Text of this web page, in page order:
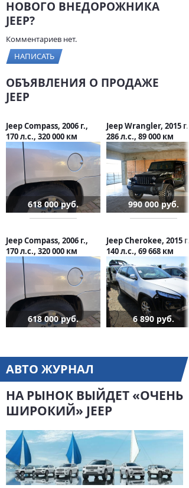
НОВОГО ВНЕДОРОЖНИКА
JEEP?
Комментариев нет.
НАПИСАТЬ
ОБЪЯВЛЕНИЯ О ПРОДАЖЕ
JEEP
Jeep Compass, 2006 г.,
170 л.с., 320 000 км
618 000 руб.
Jeep Wrangler, 2015 г.,
286 л.с., 89 000 км
990 000 руб.
Jeep Compass, 2006 г.,
170 л.с., 320 000 км
618 000 руб.
Jeep Cherokee, 2015 г.,
140 л.с., 69 668 км
6 890 руб.
АВТО ЖУРНАЛ
НА РЫНОК ВЫЙДЕТ «ОЧЕНЬ
ШИРОКИЙ» JEEP